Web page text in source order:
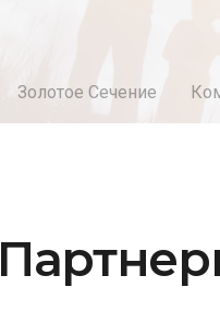
Золотое Сечение